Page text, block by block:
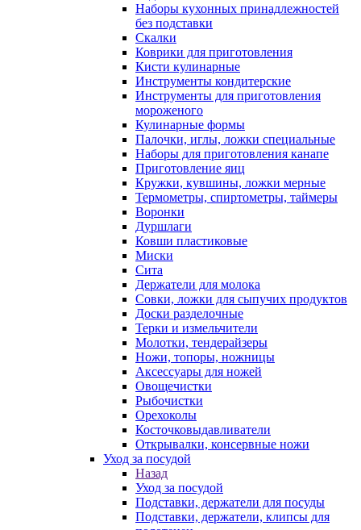
Наборы кухонных принадлежностей
без подставки
Скалки
Коврики для приготовления
Кисти кулинарные
Инструменты кондитерские
Инструменты для приготовления
мороженого
Кулинарные формы
Палочки, иглы, ложки специальные
Наборы для приготовления канапе
Приготовление яиц
Кружки, кувшины, ложки мерные
Термометры, спиртометры, таймеры
Воронки
Дуршлаги
Ковши пластиковые
Миски
Сита
Держатели для молока
Совки, ложки для сыпучих продуктов
Доски разделочные
Терки и измельчители
Молотки, тендерайзеры
Ножи, топоры, ножницы
Аксессуары для ножей
Овощечистки
Рыбочистки
Орехоколы
Косточковыдавливатели
Открывалки, консервные ножи
Уход за посудой
Назад
Уход за посудой
Подставки, держатели для посуды
Подставки, держатели, клипсы для